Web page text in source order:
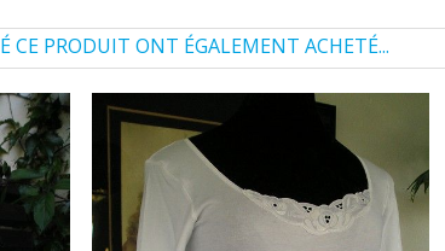
CE PRODUIT ONT ÉGALEMENT ACHETÉ...